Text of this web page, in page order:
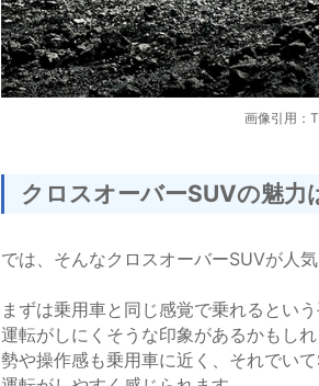
画像引用：
クロスオーバーSUVの魅力
では、そんなクロスオーバーSUVが人
まずは乗用車と同じ感覚で乗れるとい
運転がしにくそうな印象があるかもし
勢や操作感も乗用車に近く、それでい